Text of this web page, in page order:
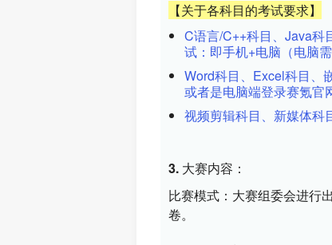
【关于各科目的考试要求】
C语言/C++科目、Java
试：即手机+电脑（电脑
Word科目、Excel科目
或者是电脑端登录赛氪官
视频剪辑科目、新媒体科
3. 大赛内容：
比赛模式：大赛组委会进行
卷。